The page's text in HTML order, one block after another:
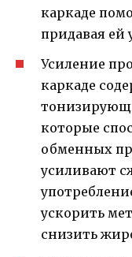
каркаде
придавая ей
Усиление
каркаде
которые
обменных
усиливают
ускорить
снизить